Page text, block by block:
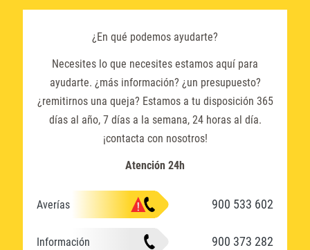
¿En qué podemos ayudarte?
Necesites lo que necesites estamos aquí para
ayudarte. ¿más información? ¿un presupuesto?
¿remitirnos una queja? Estamos a tu disposición 365
días al año, 7 días a la semana, 24 horas al día.
¡contacta con nosotros!
Atención 24h
Averías 900 533 602
Información 900 373 282